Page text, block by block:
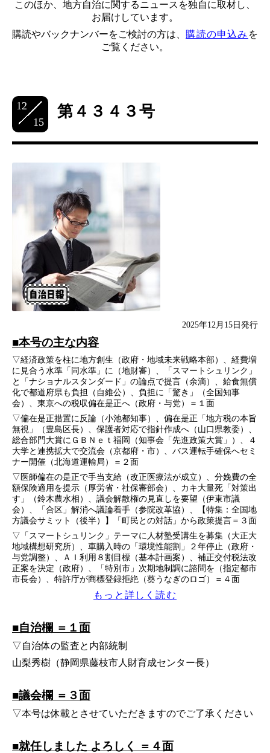
このほか、地方自治に関するニュースを独自に取材し、
お届けしています。
購読やバックナンバーをご検討の方は、 購読の申込み を
ご覧ください。
12
15
第４３４３号
2025年12月15日発行
■本号の主な内容
▽経済政策を柱に地方創生（政府・地域未来戦略本部）、経費増
に見合う水準「同水準」に（地財審）、「スマートシュリンク」
と「ナショナルスタンダード」の論点で提言（余滴）、給食無償
化で都道府県も負担（自維公）、負担に「驚き」（全国知事
会）、東京への税収偏在是正へ（政府・与党）＝１面
▽偏在是正措置に反論（小池都知事）、偏在是正「地方税の本旨
無視」（豊島区長）、保護者対応で指針作成へ（山口県教委）、
総合部門大賞にＧＢＮｅｔ福岡（知事会「先進政策大賞」）、４
大学と連携拡大で交流会（京都府・市）、バス運転手確保へセミ
ナー開催（北海道運輸局）＝２面
▽医師偏在の是正で手当支給（改正医療法が成立）、分娩費の全
額保険適用を提示（厚労省・社保審部会）、カキ大量死「対策出
す」（鈴木農水相）、議会解散権の見直しを要望（伊東市議
会）、「合区」解消へ議論着手（参院改革協）、【特集：全国地
方議会サミット（後半）】「町民との対話」から政策提言＝３面
▽「スマートシュリンク」テーマに人材塾受講生を募集（大正大
地域構想研究所）、車購入時の「環境性能割」２年停止（政府・
与党調整）、ＡＩ利用８割目標（基本計画案）、補正交付税法改
正案を決定（政府）、「特別市」次期地制調に諮問を（指定都市
市長会）、特許庁が商標登録拒絶（葵うなぎのロゴ）＝４面
もっと詳しく読む
■自治欄 ＝１面
▽自治体の監査と内部統制
山梨秀樹（静岡県藤枝市人財育成センター長）
■議会欄 ＝３面
▽本号は休載とさせていただきますのでご了承ください
■就任しました よろしく ＝４面